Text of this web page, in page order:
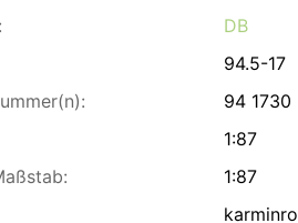
DB
94.5-17
94 1730
1:87
1:87